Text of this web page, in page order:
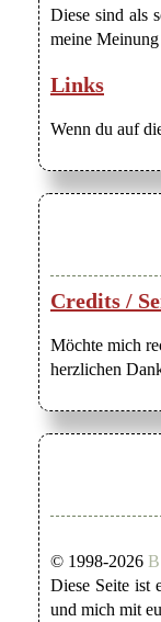
Diese sind als
meine
Links
Wenn du auf
Credits /
Möchte mich
herzlichen
© 1998-2026
Diese Seite ist
und mich mit